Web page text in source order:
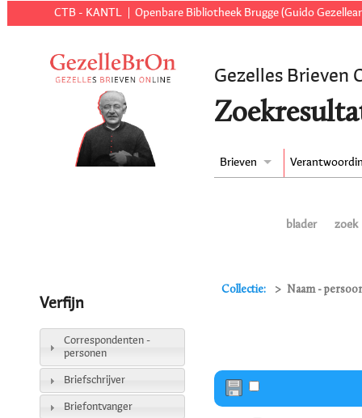
CTB - KANTL Openbare Bibliotheek Brugge (Guido
Gezelles Brieven
Brieven
blader zoek
Collectie: Naam -
Verfijn
Correspondenten -
personen
Briefschrijver
Briefontvanger